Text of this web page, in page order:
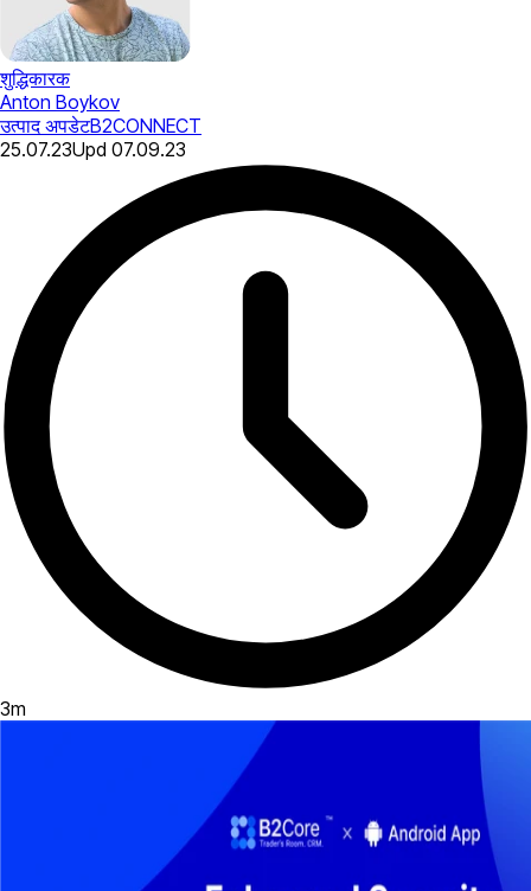
शुद्धिकारक
Anton Boykov
उत्पाद अपडेटB2CONNECT
25.07.23Upd 07.09.23
3m